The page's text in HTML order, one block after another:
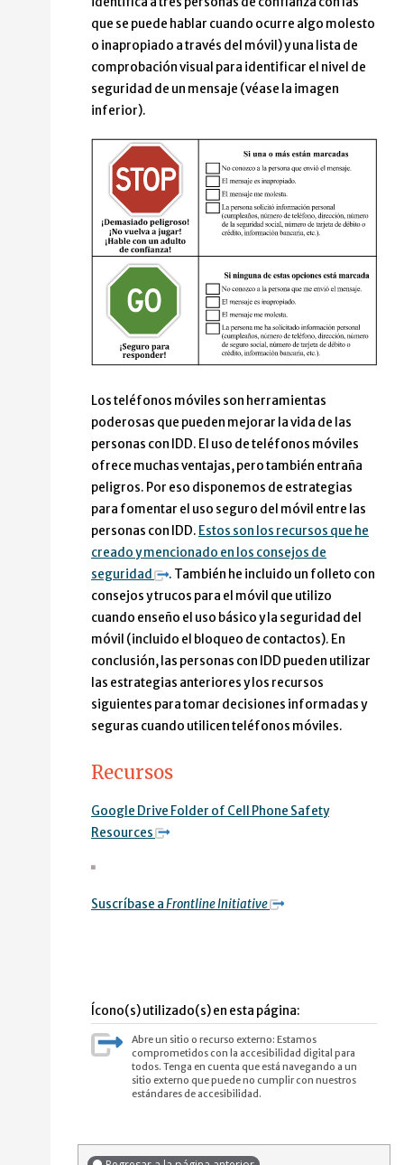
que se puede hablar cuando ocurre algo molesto
o inapropiado a través del móvil) y una lista de
comprobación visual para identificar el nivel de
seguridad de un mensaje (véase la imagen
inferior).
Los teléfonos móviles son herramientas
poderosas que pueden mejorar la vida de las
personas con IDD. El uso de teléfonos móviles
ofrece muchas ventajas, pero también entraña
peligros. Por eso disponemos de estrategias
para fomentar el uso seguro del móvil entre las
personas con IDD. Estos son los recursos que he
creado y mencionado en los consejos de
seguridad
. También he incluido un folleto con
consejos y trucos para el móvil que utilizo
cuando enseño el uso básico y la seguridad del
móvil (incluido el bloqueo de contactos). En
conclusión, las personas con IDD pueden utilizar
las estrategias anteriores y los recursos
siguientes para tomar decisiones informadas y
seguras cuando utilicen teléfonos móviles.
Recursos
Google Drive Folder of Cell Phone Safety
Resources
Suscríbase aFrontline Initiative
Ícono(s) utilizado(s) en esta página:
Abre un sitio o recurso externo: Estamos
comprometidos con la accesibilidad digital para
todos. Tenga en cuenta que está navegando a un
sitio externo que puede no cumplir con nuestros
estándares de accesibilidad.